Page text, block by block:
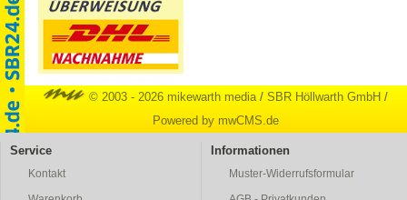
© 2003 - 2026 mikewarth media/ SBR Höllwarth GmbH /
Powered by mwCMS.de
Service
Kontakt
Informationen
Muster-Widerrufsformular